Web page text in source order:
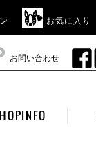
お気に入り
お問い合わせ